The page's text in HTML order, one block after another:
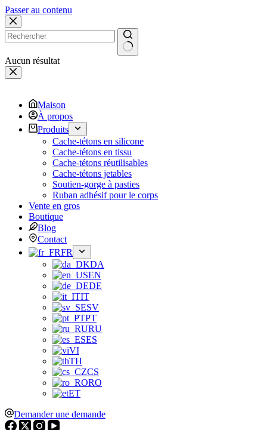
Passer au contenu
Aucun résultat
Maison
À propos
Produits
Cache-tétons en silicone
Cache-tétons en tissu
Cache-tétons réutilisables
Cache-tétons jetables
Soutien-gorge à pasties
Ruban adhésif pour le corps
Vente en gros
Boutique
Blog
Contact
FR
DA
EN
DE
IT
SV
PT
RU
ES
VI
TH
CS
RO
ET
Demander une demande